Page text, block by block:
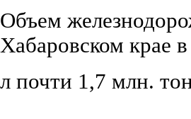
Объем
Хабаровском крае
почти 1,7 млн.